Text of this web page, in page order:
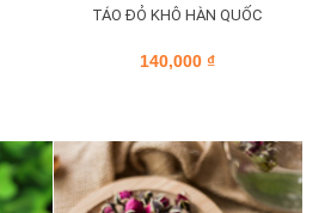
TÁO ĐỎ KHÔ HÀN QUỐC
140,000 ₫